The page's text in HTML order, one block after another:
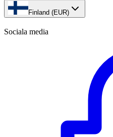
Finland (EUR)
Sociala media